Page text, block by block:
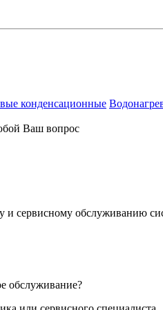
конденсационные
Ваш вопрос
сервисному обслуживанию
обслуживание?